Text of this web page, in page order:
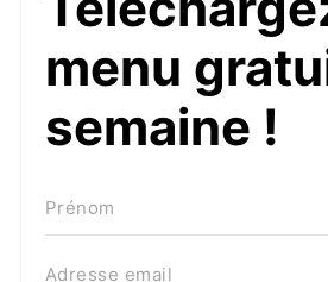
menu
semaine !